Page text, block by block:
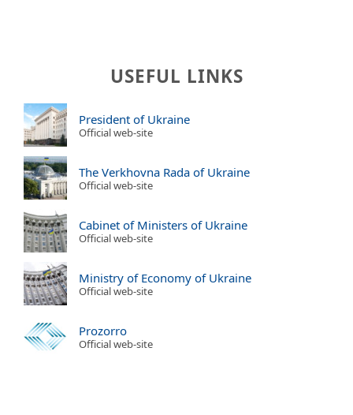
USEFUL LINKS
President of Ukraine
Official web-site
The Verkhovna Rada of Ukraine
Official web-site
Cabinet of Ministers of Ukraine
Official web-site
Ministry of Economy of Ukraine
Official web-site
Prozorro
Official web-site